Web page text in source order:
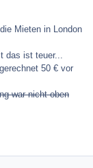
Mieten in London
das ist teuer...
50 € vor
war nicht oben